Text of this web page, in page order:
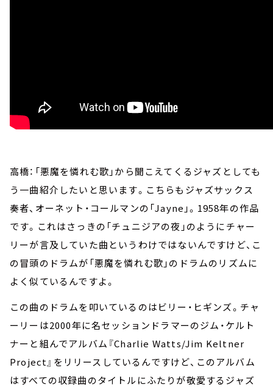
高橋：「悪魔を憐れむ歌」から聞こえてくるジャズとしても
う一曲紹介したいと思います。こちらもジャズサックス
奏者、オーネット・コールマンの「Jayne」。1958年の作品
です。これはさっきの「チュニジアの夜」のようにチャー
リーが言及していた曲というわけではないんですけど、こ
の冒頭のドラムが「悪魔を憐れむ歌」のドラムのリズムに
よく似ているんですよ。
この曲のドラムを叩いているのはビリー・ヒギンズ。チャ
ーリーは2000年に名セッションドラマーのジム・ケルト
ナーと組んでアルバム『Charlie Watts/Jim Keltner
Project』をリリースしているんですけど、このアルバム
はすべての収録曲のタイトルにふたりが敬愛するジャズ